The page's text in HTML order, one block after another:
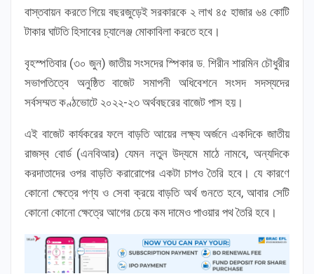
বাস্তবায়ন করতে গিয়ে বছরজুড়েই সরকারকে ২ লাখ ৪৫ হাজার ৬৪ কোটি
টাকার ঘাটতি হিসাবের চ্যালেঞ্জ মোকাবিলা করতে হবে।
বৃহস্পতিবার (৩০ জুন) জাতীয় সংসদের স্পিকার ড. শিরীন শারমিন চৌধুরীর
সভাপতিত্বে অনুষ্ঠিত বাজেট সমাপনী অধিবেশনে সংসদ সদস্যদের
সর্বসম্মত কণ্ঠভোটে ২০২২-২৩ অর্থবছরের বাজেট পাস হয়।
এই বাজেট কার্যকরের ফলে বাড়তি আয়ের লক্ষ্য অর্জনে একদিকে জাতীয়
রাজস্ব বোর্ড (এনবিআর) যেমন নতুন উদ্যমে মাঠে নামবে, অন্যদিকে
করদাতাদের ওপর বাড়তি করারোপের একটা চাপও তৈরি হবে। যে কারণে
কোনো ক্ষেত্রে পণ্য ও সেবা ক্রয়ে বাড়তি অর্থ গুনতে হবে, আবার সেটি
কোনো কোনো ক্ষেত্রে আগের চেয়ে কম দামেও পাওয়ার পথ তৈরি হবে।